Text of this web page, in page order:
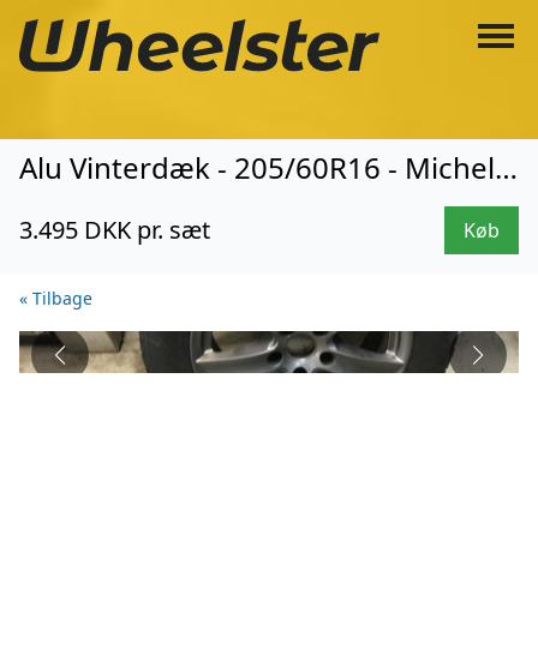
Alu Vinterdæk - 205/60R16 - Michelin (819)
3.495 DKK pr. sæt Køb
« Tilbage